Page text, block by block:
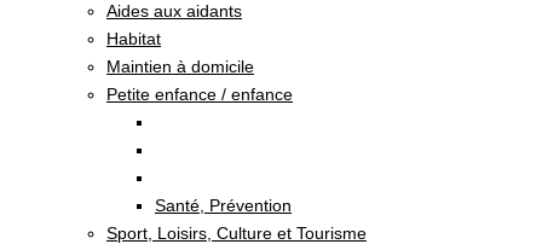
Aides aux aidants
Habitat
Maintien à domicile
Petite enfance / enfance
Santé, Prévention
Sport, Loisirs, Culture et Tourisme